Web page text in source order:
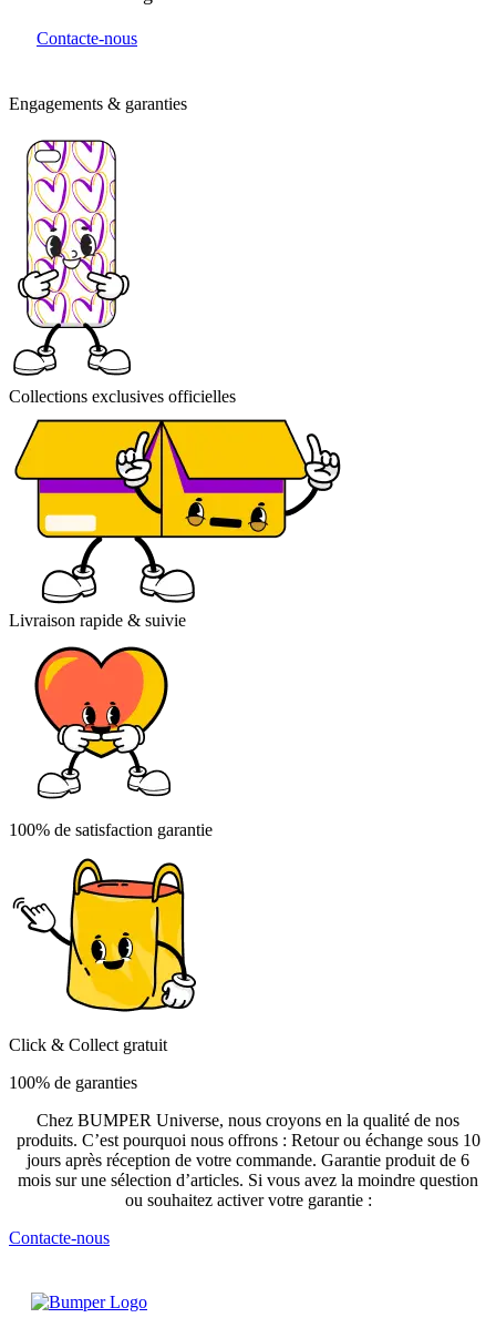
Contacte-nous
Engagements & garanties
Collections exclusives officielles
Livraison rapide & suivie
100% de satisfaction garantie
Click & Collect gratuit
100% de garanties
Chez BUMPER Universe, nous croyons en la qualité de nos
produits. C’est pourquoi nous offrons : Retour ou échange sous 10
jours après réception de votre commande. Garantie produit de 6
mois sur une sélection d’articles. Si vous avez la moindre question
ou souhaitez activer votre garantie :
Contacte-nous